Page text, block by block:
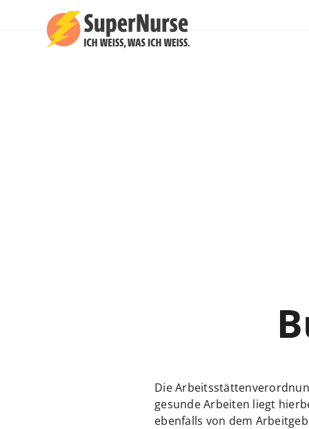
Die
gesunde Arbeiten liegt
ebenfalls von dem